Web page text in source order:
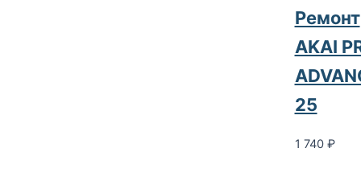
Ремонт
AKAI
25
1 740 ₽